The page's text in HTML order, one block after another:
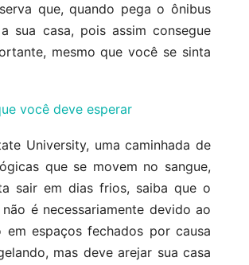
que, quando pega o ônibus
sua casa, pois assim consegue
mesmo que você se sinta
você deve esperar
University, uma caminhada de
que se movem no sangue,
sair em dias frios, saiba que o
é necessariamente devido ao
espaços fechados por causa
mas deve arejar sua casa